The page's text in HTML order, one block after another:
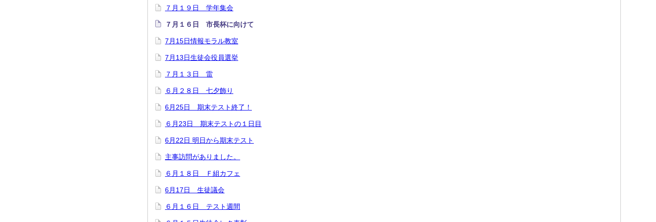
７月１９日 学年集会
７月１６日 市長杯に向けて
7月15日情報モラル教室
7月13日生徒会役員選挙
７月１３日 雷
６月２８日 七夕飾り
6月25日 期末テスト終了！
６月23日 期末テストの１日目
6月22日 明日から期末テスト
主事訪問がありました。
６月１８日 Ｆ組カフェ
6月17日 生徒議会
６月１６日 テスト週間